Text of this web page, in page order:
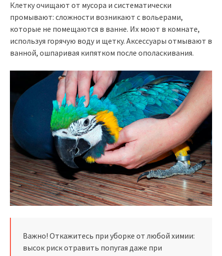
Клетку очищают от мусора и систематически
промывают: сложности возникают с вольерами,
которые не помещаются в ванне. Их моют в комнате,
используя горячую воду и щетку. Аксессуары отмывают в
ванной, ошпаривая кипятком после ополаскивания.
Важно! Откажитесь при уборке от любой химии:
высок риск отравить попугая даже при